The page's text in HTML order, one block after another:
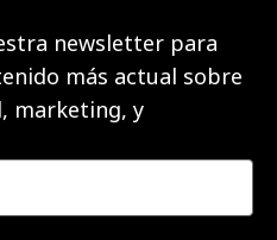
newsletter para
más actual sobre
marketing, y